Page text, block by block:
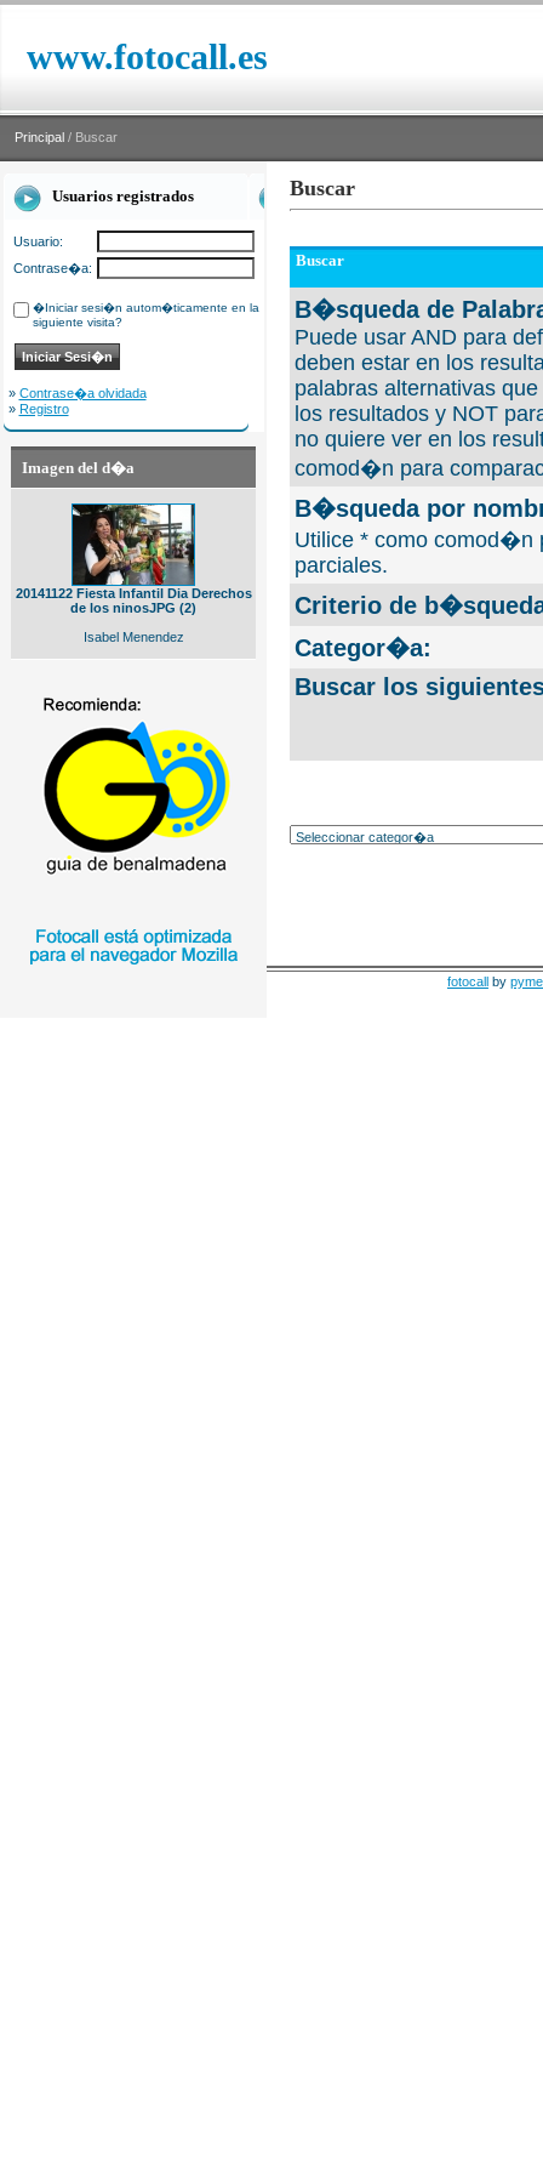
www.fotocall.es
Principal / Buscar
Usuarios registrados
Usuario:
Contrase�a:
�Iniciar sesi�n autom�ticamente en la
siguiente visita?
» Contrase�a olvidada
» Registro
Imagen del d�a
20141122 Fiesta Infantil Dia Derechos
de los ninosJPG (2)
Isabel Menendez
Buscar
Buscar
B�squeda de
Puede usar AND para
deben estar en los
palabras alternativas
los resultados y NOT
no quiere ver en los
comod�n para
B�squeda por
Utilice * como comod�n
parciales.
Criterio de
Categor�a:
Buscar los
fotocall by